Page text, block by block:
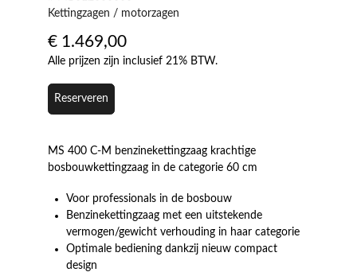
Kettingzagen / motorzagen
€ 1.469,00
Alle prijzen zijn inclusief 21% BTW.
Reserveren
MS 400 C-M benzinekettingzaag krachtige
bosbouwkettingzaag in de categorie 60 cm
Voor professionals in de bosbouw
Benzinekettingzaag met een uitstekende
vermogen/gewicht verhouding in haar categorie
Optimale bediening dankzij nieuw compact
design